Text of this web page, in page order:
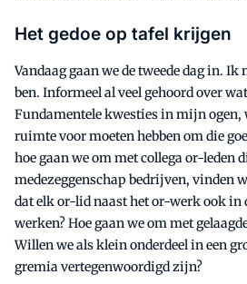
Het gedoe op tafel krijgen
Vandaag gaan we de tweede dag in.
ben. Informeel al veel gehoord over
Fundamentele kwesties in mijn ogen,
ruimte voor moeten hebben om die
hoe gaan we om met collega or-leden
medezeggenschap bedrijven, vinden
dat elk or-lid naast het or-werk ook in
werken? Hoe gaan we om met
Willen we als klein onderdeel in een
gremia vertegenwoordigd zijn?